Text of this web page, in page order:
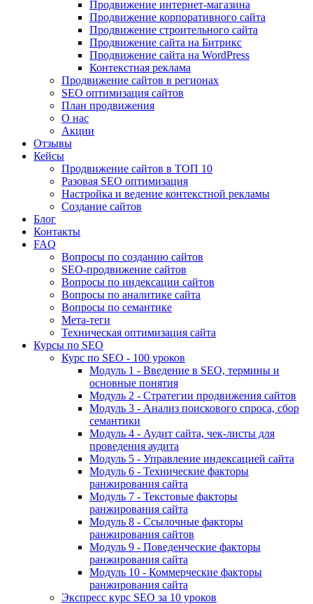
Продвижение интернет-магазина
Продвижение корпоративного сайта
Продвижение строительного сайта
Продвижение сайта на Битрикс
Продвижение сайта на WordPress
Контекстная реклама
Продвижение сайтов в регионах
SEO оптимизация сайтов
План продвижения
О нас
Акции
Отзывы
Кейсы
Продвижение сайтов в ТОП 10
Разовая SEO оптимизация
Настройка и ведение контекстной рекламы
Создание сайтов
Блог
Контакты
FAQ
Вопросы по созданию сайтов
SEO-продвижение сайтов
Вопросы по индексации сайтов
Вопросы по аналитике сайта
Вопросы по семантике
Мета-теги
Техническая оптимизация сайта
Курсы по SEO
Курс по SEO - 100 уроков
Модуль 1 - Введение в SEO, термины и
основные понятия
Модуль 2 - Стратегии продвижения сайтов
Модуль 3 - Анализ поискового спроса, сбор
семантики
Модуль 4 - Аудит сайта, чек-листы для
проведения аудита
Модуль 5 - Управление индексацией сайта
Модуль 6 - Технические факторы
ранжирования сайта
Модуль 7 - Текстовые факторы
ранжирования сайта
Модуль 8 - Ссылочные факторы
ранжирования сайтов
Модуль 9 - Поведенческие факторы
ранжирования сайта
Модуль 10 - Коммерческие факторы
ранжирования сайта
Экспресс курс SEO за 10 уроков